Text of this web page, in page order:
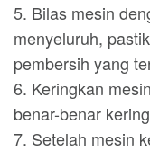
5. Bilas mesin
menyeluruh,
pembersih yang
6. Keringkan
benar-benar
7. Setelah mesin